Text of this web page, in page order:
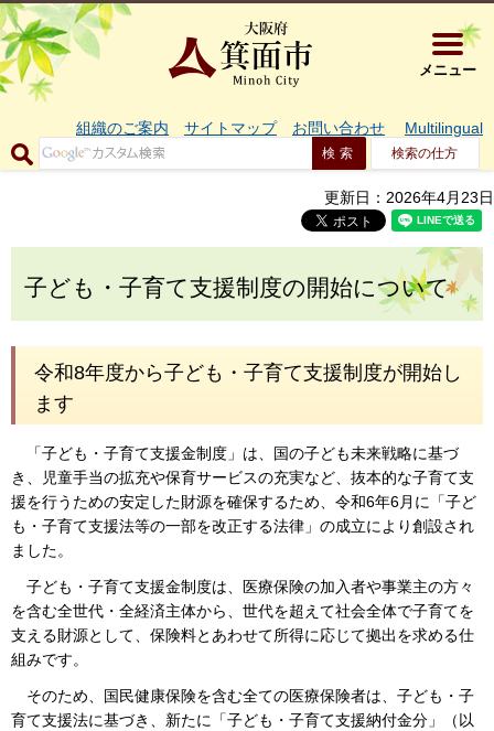
大阪府箕
メニュー
組織のご案内 サイトマップ お問い合わせ Multilingual
検索の仕方
更新日：2026年4月23日
子ども・子育て支援制度の開始について
令和8年度から子ども・子育て支援制度が開始し
ます
「子ども・子育て支援金制度」は、国の子ども未来戦略に基づ
き、児童手当の拡充や保育サービスの充実など、抜本的な子育て支
援を行うための安定した財源を確保するため、令和6年6月に「子ど
も・子育て支援法等の一部を改正する法律」の成立により創設され
ました。
子ども・子育て支援金制度は、医療保険の加入者や事業主の方々
を含む全世代・全経済主体から、世代を超えて社会全体で子育てを
支える財源として、保険料とあわせて所得に応じて拠出を求める仕
組みです。
そのため、国民健康保険を含む全ての医療保険者は、子ども・子
育て支援法に基づき、新たに「子ども・子育て支援納付金分」（以